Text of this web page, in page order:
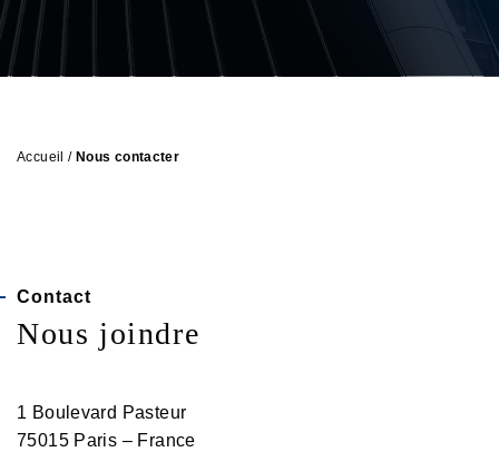
Accueil / Nous contacter
Contact
Nous joindre
1 Boulevard Pasteur
75015 Paris – France